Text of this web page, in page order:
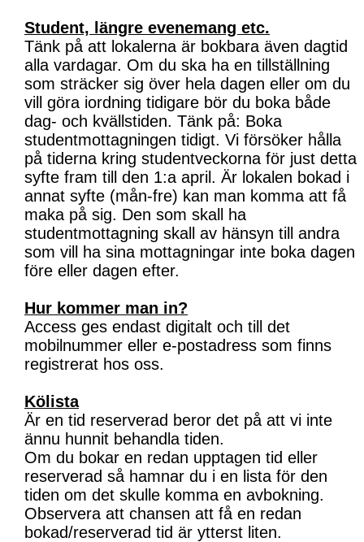
Student, längre evenemang etc.
Tänk på att lokalerna är bokbara även dagtid
alla vardagar. Om du ska ha en tillställning
som sträcker sig över hela dagen eller om du
vill göra iordning tidigare bör du boka både
dag- och kvällstiden. Tänk på: Boka
studentmottagningen tidigt. Vi försöker hålla
på tiderna kring studentveckorna för just detta
syfte fram till den 1:a april. Är lokalen bokad i
annat syfte (mån-fre) kan man komma att få
maka på sig. Den som skall ha
studentmottagning skall av hänsyn till andra
som vill ha sina mottagningar inte boka dagen
före eller dagen efter.
Hur kommer man in?
Access ges endast digitalt och till det
mobilnummer eller e-postadress som finns
registrerat hos oss.
Kölista
Är en tid reserverad beror det på att vi inte
ännu hunnit behandla tiden.
Om du bokar en redan upptagen tid eller
reserverad så hamnar du i en lista för den
tiden om det skulle komma en avbokning.
Observera att chansen att få en redan
bokad/reserverad tid är ytterst liten.